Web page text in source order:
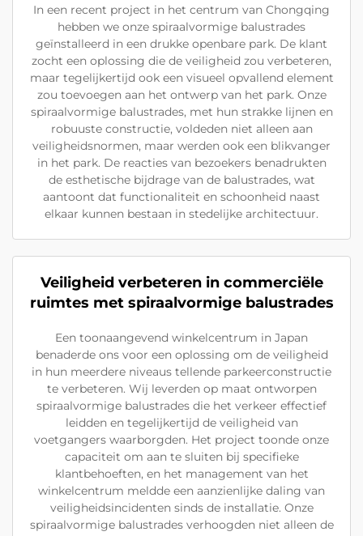
In een recent project in het centrum van Chongqing
hebben we onze spiraalvormige balustrades
geïnstalleerd in een drukke openbare park. De klant
zocht een oplossing die de veiligheid zou verbeteren,
maar tegelijkertijd ook een visueel opvallend element
zou toevoegen aan het ontwerp van het park. Onze
spiraalvormige balustrades, met hun strakke lijnen en
robuuste constructie, voldeden niet alleen aan
veiligheidsnormen, maar werden ook een blikvanger
in het park. De reacties van bezoekers benadrukten
de esthetische bijdrage van de balustrades, wat
aantoont dat functionaliteit en schoonheid naast
elkaar kunnen bestaan in stedelijke architectuur.
Veiligheid verbeteren in commerciële
ruimtes met spiraalvormige balustrades
Een toonaangevend winkelcentrum in Japan
benaderde ons voor een oplossing om de veiligheid
in hun meerdere niveaus tellende parkeerconstructie
te verbeteren. Wij leverden op maat ontworpen
spiraalvormige balustrades die het verkeer effectief
leidden en tegelijkertijd de veiligheid van
voetgangers waarborgden. Het project toonde onze
capaciteit om aan te sluiten bij specifieke
klantbehoeften, en het management van het
winkelcentrum meldde een aanzienlijke daling van
veiligheidsincidenten sinds de installatie. Onze
spiraalvormige balustrades verhoogden niet alleen de